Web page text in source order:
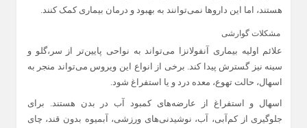
هستند، اما این داروها نمی‌توانند به بهبود و درمان بیماری کمک کنند.
مشکلات گوارشی
علائم اولیه بیماری آنفولانزا می‌تواند به نواحی پایین‌تر از سر،گلو و
سینه نیز گسترش پیدا کند. برخی از انواع این ویروس می‌تواند منجر به
اسهال، حالت تهوع، معده درد و یا استفراغ شود.
اسهال و استفراغ از عارضه‌های کمبود آب در بدن هستند. برای
جلوگیری از کم‌آبی، آب، نوشیدنی‌های ورزشی، آبمیوه بدون قند، چای